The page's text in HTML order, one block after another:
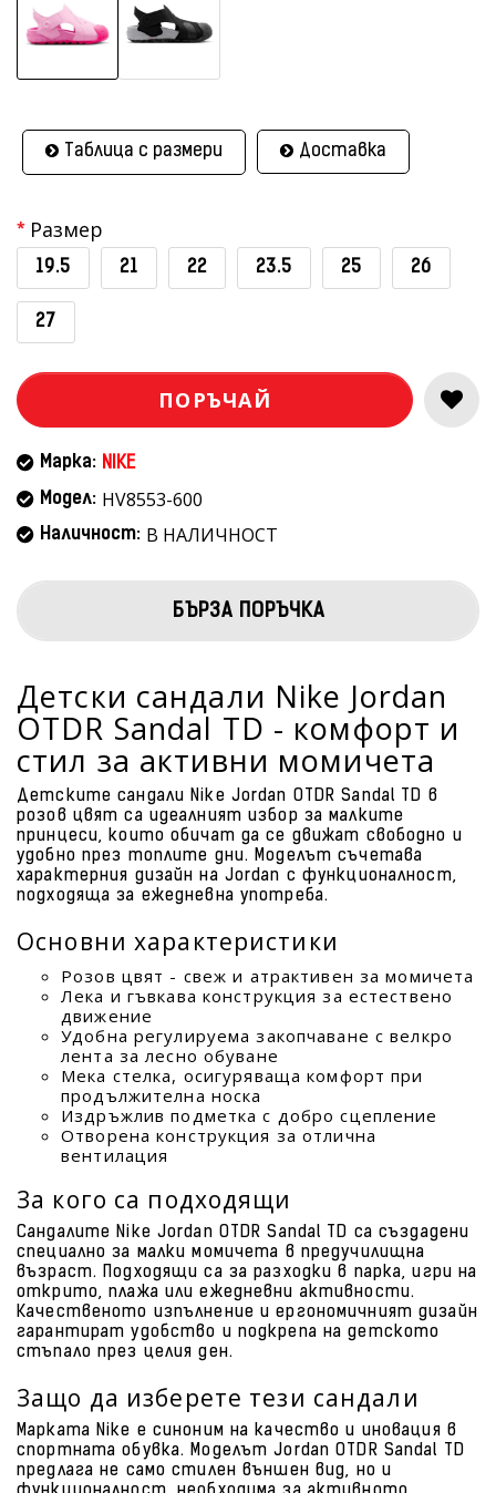
Таблица с размери Доставка
Размер
19.5 21 22 23.5 25 26
27
ПОРЪЧАЙ
Марка: NIKE
Модел: HV8553-600
Наличност: В НАЛИЧНОСТ
БЪРЗА ПОРЪЧКА
Детски сандали Nike Jordan
OTDR Sandal TD - комфорт и
стил за активни момичета
Детските сандали Nike Jordan OTDR Sandal TD в
розов цвят са идеалният избор за малките
принцеси, които обичат да се движат свободно и
удобно през топлите дни. Моделът съчетава
характерния дизайн на Jordan с функционалност,
подходяща за ежедневна употреба.
Основни характеристики
Розов цвят - свеж и атрактивен за момичета
Лека и гъвкава конструкция за естествено
движение
Удобна регулируема закопчаване с велкро
лента за лесно обуване
Мека стелка, осигуряваща комфорт при
продължителна носка
Издръжлив подметка с добро сцепление
Отворена конструкция за отлична
вентилация
За кого са подходящи
Сандалите Nike Jordan OTDR Sandal TD са създадени
специално за малки момичета в предучилищна
възраст. Подходящи са за разходки в парка, игри на
открито, плажа или ежедневни активности.
Качественото изпълнение и ергономичният дизайн
гарантират удобство и подкрепа на детското
стъпало през целия ден.
Защо да изберете тези сандали
Марката Nike е синоним на качество и иновация в
спортната обувка. Моделът Jordan OTDR Sandal TD
предлага не само стилен външен вид, но и